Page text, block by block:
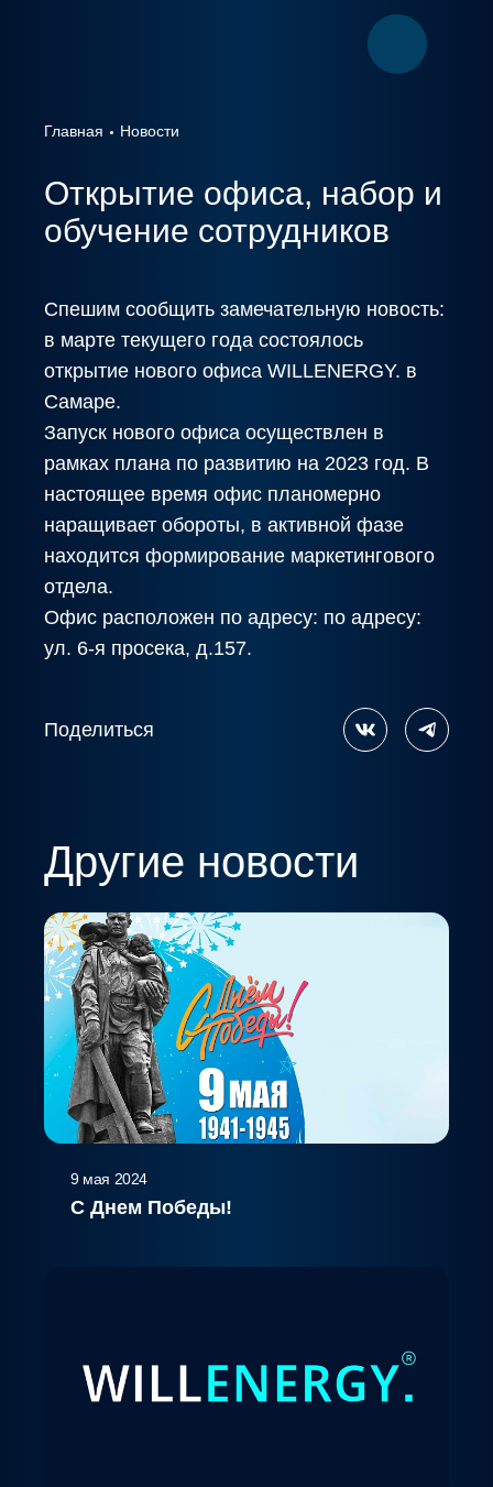
Главная Новости
Открытие офиса, набор и
обучение сотрудников
Спешим сообщить замечательную новость:
в марте текущего года состоялось
открытие нового офиса WILLENERGY. в
Самаре.
Запуск нового офиса осуществлен в
рамках плана по развитию на 2023 год. В
настоящее время офис планомерно
наращивает обороты, в активной фазе
находится формирование маркетингового
отдела.
Офис расположен по адресу: по адресу:
ул. 6-я просека, д.157.
Поделиться
Другие новости
9 мая 2024
С Днем Победы!